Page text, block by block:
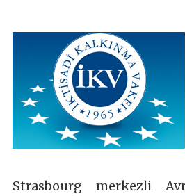
Strasbourg merkezli